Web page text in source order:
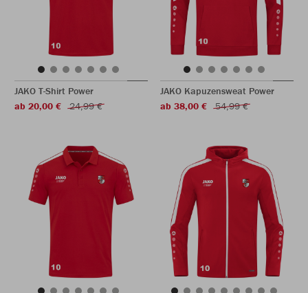
JAKO T-Shirt Power
ab 20,00 €
24,99 €
JAKO Kapuzensweat Power
ab 38,00 €
54,99 €